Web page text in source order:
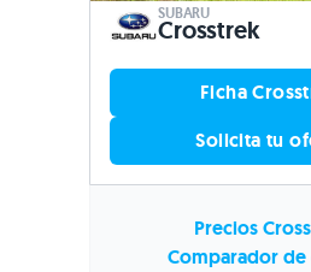
SUBARU
Crosstrek
Ficha
Solicita tu
Precios
Comparador de